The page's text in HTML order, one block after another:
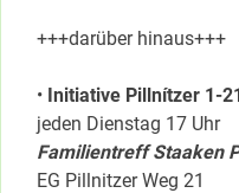
+++darüber hinaus+++
• Initiative Pillnítzer 1-
jeden Dienstag 17 Uhr
Familientreff Staaken
EG Pillnitzer Weg 21